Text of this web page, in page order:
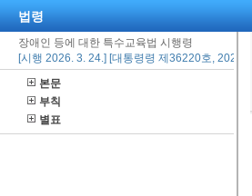
법령
장애인 등에 대한 특수교육법 시행령
[시행 2026. 3. 24.] [대통령령 제36220호, 2026.
본문
부칙
별표